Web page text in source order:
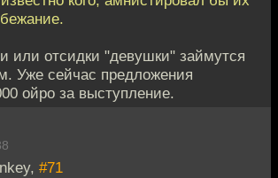
или отсидки "девушки" займутся
Уже сейчас предложения
ойро за выступление.
#71